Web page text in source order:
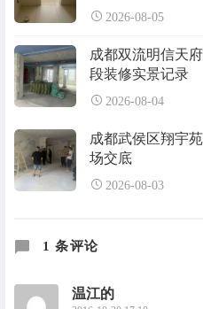
2026-08-05
成都双流明信天
段装修实景记录
2026-08-04
成都武侯区翔宇
场交底
2026-08-03
1 条评论
温江的